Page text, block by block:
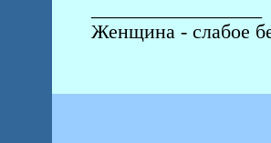
Женщина - слабое